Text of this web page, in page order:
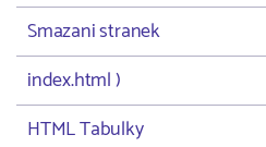
Smazani stranek
index.html )
HTML Tabulky